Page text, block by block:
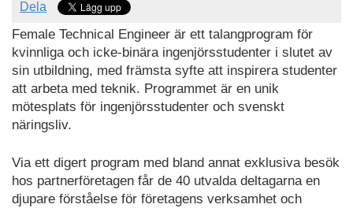
Dela
Female Technical Engineer är ett talangprogram för
kvinnliga och icke-binära ingenjörsstudenter i slutet av
sin utbildning, med främsta syfte att inspirera studenter
att arbeta med teknik. Programmet är en unik
mötesplats för ingenjörsstudenter och svenskt
näringsliv.
Via ett digert program med bland annat exklusiva besök
hos partnerföretagen får de 40 utvalda deltagarna en
djupare förståelse för företagens verksamhet och